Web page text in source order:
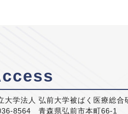
大学法人 弘前大学被ばく医療総合
8564 青森県弘前市本町66-1